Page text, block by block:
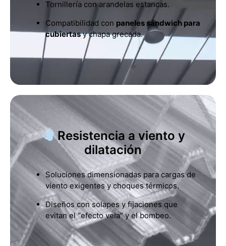
Tornillería con arandelas estancas.
Compatibilidad con paneles sándwich para
cubiertasy chapa grecada.
Resistencia a viento y
dilatación
Soluciones dimensionadas para cargas de
viento exigentes y choques térmicos.
Diseños con solapes y fijaciones que
evitan el “efecto vela” y el bombeo.